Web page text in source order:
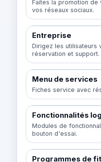
Faites la promotion
vos réseaux sociaux.
Entreprise
Dirigez les utilisateurs
réservation et support.
Menu de services
Fiches service avec
Fonctionnalités
Modules de
bouton d'essai.
Programmes de